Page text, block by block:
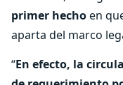
primer hechoen
aparta del marco
“En efecto, la